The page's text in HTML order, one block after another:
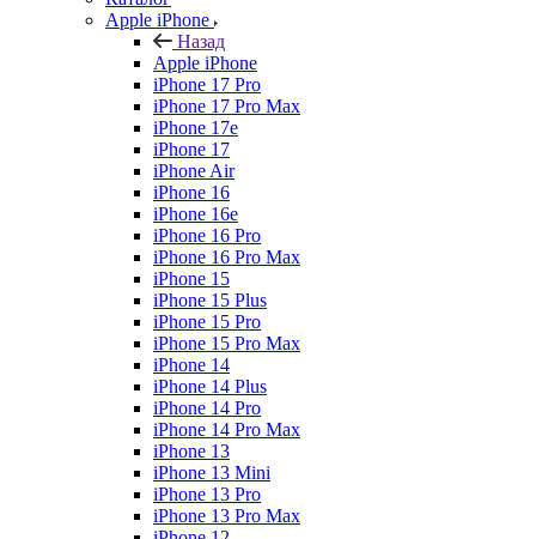
Apple iPhone
Назад
Apple iPhone
iPhone 17 Pro
iPhone 17 Pro Max
iPhone 17e
iPhone 17
iPhone Air
iPhone 16
iPhone 16e
iPhone 16 Pro
iPhone 16 Pro Max
iPhone 15
iPhone 15 Plus
iPhone 15 Pro
iPhone 15 Pro Max
iPhone 14
iPhone 14 Plus
iPhone 14 Pro
iPhone 14 Pro Max
iPhone 13
iPhone 13 Mini
iPhone 13 Pro
iPhone 13 Pro Max